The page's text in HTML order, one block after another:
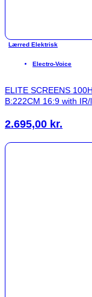
Lærred Elektrisk
Electro-Voice
ELITE SCREENS
B:222CM 16:9 with
2.695,00 kr.